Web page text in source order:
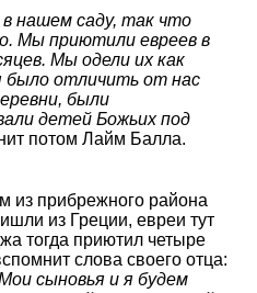
нашем саду, так что
Мы приютили евреев в
Мы одели их как
было отличить от нас
были
детей Божьих под
потом Лайм Балла.
из прибрежного района
из Греции, евреи тут
тогда приютил четыре
слова своего отца:
сыновья и я будем